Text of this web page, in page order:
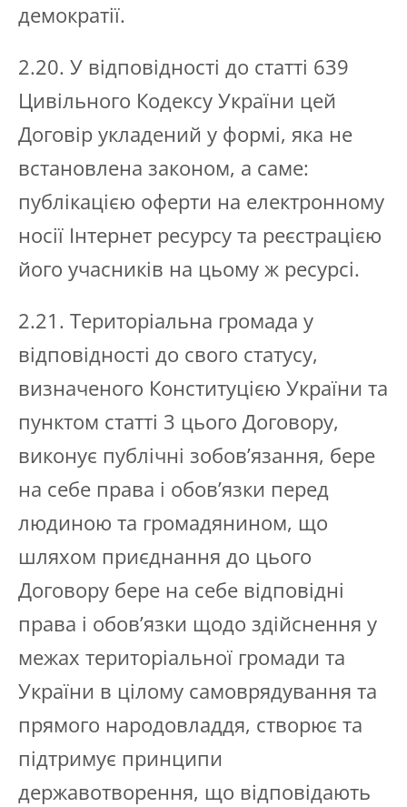
демократії.
2.20. У відповідності до статті 639
Цивільного Кодексу України цей
Договір укладений у формі, яка не
встановлена законом, а саме:
публікацією оферти на електронному
носії Інтернет ресурсу та реєстрацією
його учасників на цьому ж ресурсі.
2.21. Територіальна громада у
відповідності до свого статусу,
визначеного Конституцією України та
пунктом статті 3 цього Договору,
виконує публічні зобов’язання, бере
на себе права і обов’язки перед
людиною та громадянином, що
шляхом приєднання до цього
Договору бере на себе відповідні
права і обов’язки щодо здійснення у
межах територіальної громади та
України в цілому самоврядування та
прямого народовладдя, створює та
підтримує принципи
державотворення, що відповідають